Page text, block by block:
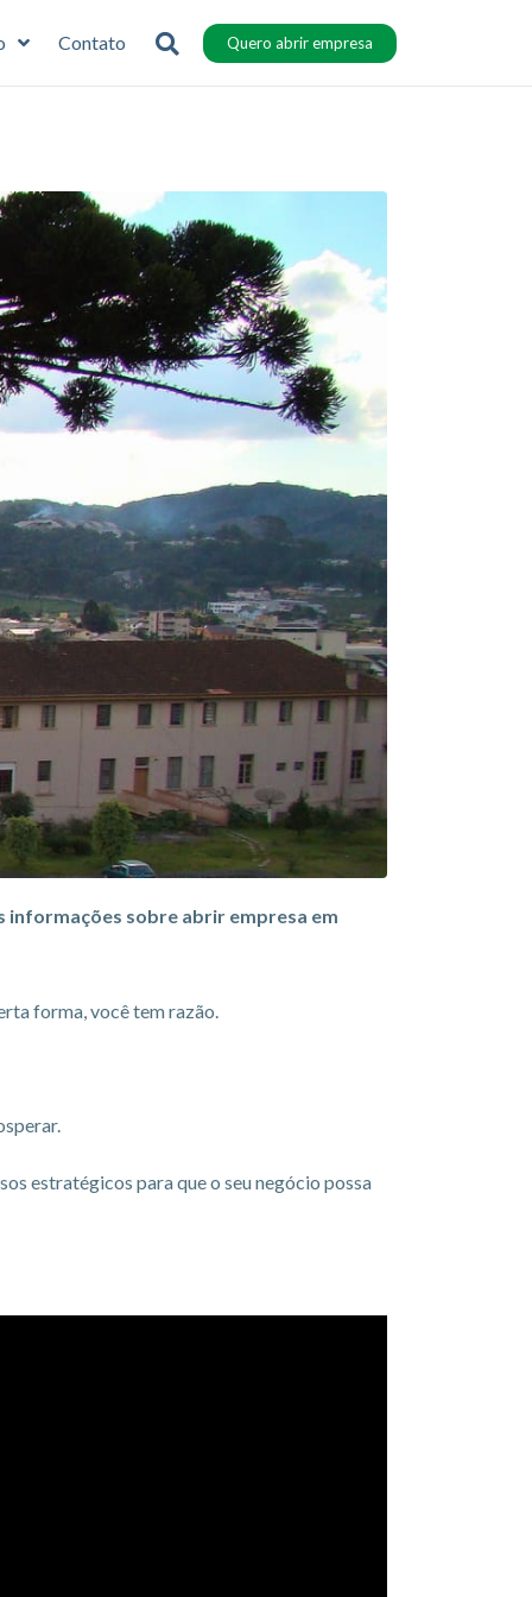
Contato Quero abrir empresa
informações sobre abrir empresa em
forma, você tem razão.
estratégicos para que o seu negócio possa